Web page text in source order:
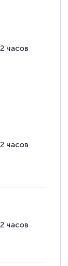
2 часов
2 часов
2 часов